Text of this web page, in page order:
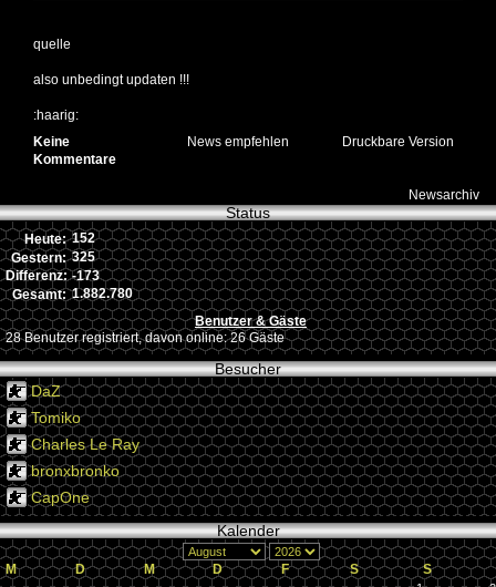
quelle
also unbedingt updaten !!!
:haarig:
Keine
Kommentare
News empfehlen Druckbare Version
Newsarchiv
Status
Heute: 152
Gestern: 325
Differenz: -173
Gesamt: 1.882.780
Benutzer & Gäste
28 Benutzer registriert, davon online: 26 Gäste
Besucher
DaZ
Tomiko
Charles Le Ray
bronxbronko
CapOne
Kalender
M D M D F S S